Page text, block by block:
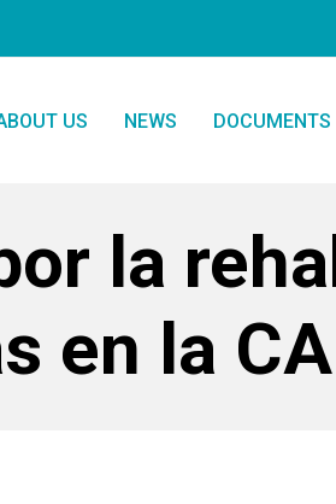
US NEWS DOCUMENTS
la
en la